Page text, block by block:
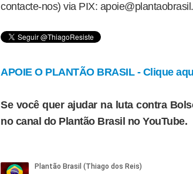
contacte-nos) via PIX:
APOIE O PLANTÃO BRASIL - Clique
Se você quer ajudar na luta contra
no canal do Plantão Brasil no YouTube.